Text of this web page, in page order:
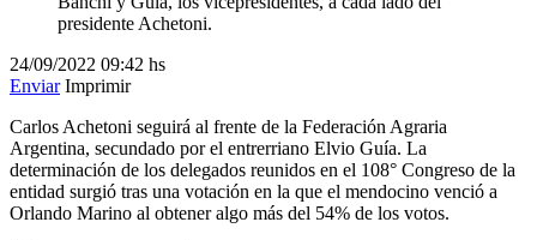
presidente Achetoni.
24/09/2022 09:42 hs
Enviar Imprimir
Carlos Achetoni seguirá al frente de la Federación Agraria
Argentina, secundado por el entrerriano Elvio Guía. La
determinación de los delegados reunidos en el 108° Congreso de la
entidad surgió tras una votación en la que el mendocino venció a
Orlando Marino al obtener algo más del 54% de los votos.